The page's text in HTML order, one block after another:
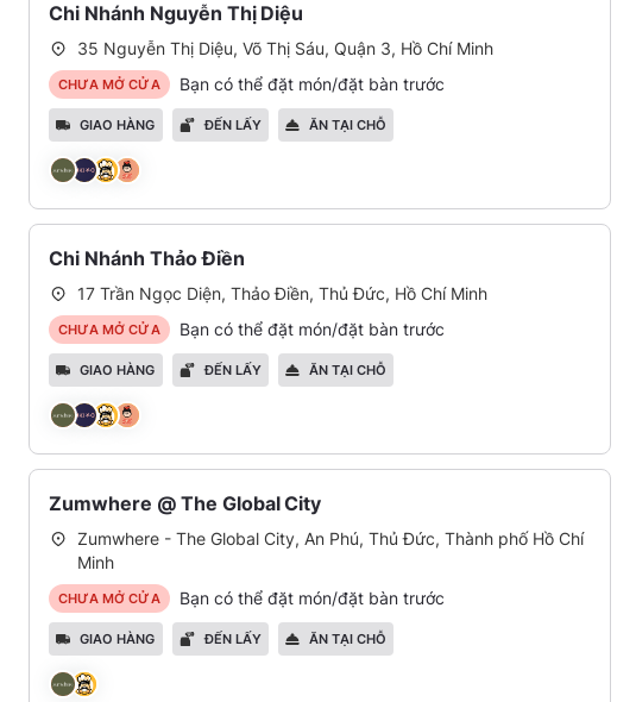
Chi Nhánh Nguyễn Thị Diệu
35 Nguyễn Thị Diệu, Võ Thị Sáu, Quận 3, Hồ Chí Minh
CHƯA MỞ CỬA Bạn có thể đặt món/đặt bàn trước
GIAO HÀNG ĐẾN LẤY ĂN TẠI CHỖ
Chi Nhánh Thảo Điền
17 Trần Ngọc Diện, Thảo Điền, Thủ Đức, Hồ Chí Minh
CHƯA MỞ CỬA Bạn có thể đặt món/đặt bàn trước
GIAO HÀNG ĐẾN LẤY ĂN TẠI CHỖ
Zumwhere @ The Global City
Zumwhere - The Global City, An Phú, Thủ Đức, Thành phố Hồ Chí
Minh
CHƯA MỞ CỬA Bạn có thể đặt món/đặt bàn trước
GIAO HÀNG ĐẾN LẤY ĂN TẠI CHỖ